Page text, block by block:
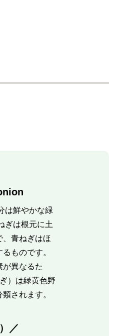
は鮮やかな緑
ぎは根元に土
、青ねぎはほ
ものです。
が異なるた
）は緑黄色野
されます。
／